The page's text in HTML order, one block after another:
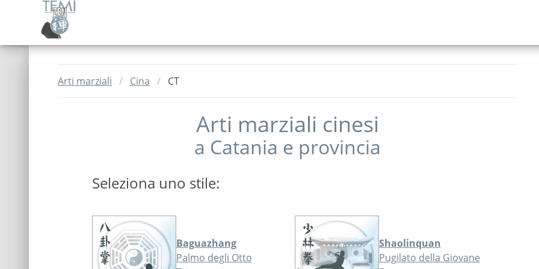
Arti marziali Cina CT
Arti marziali cinesi
a Catania e provincia
Seleziona uno stile:
Baguazhang
Palmo degli Otto
Shaolinquan
Pugilato della Giovane